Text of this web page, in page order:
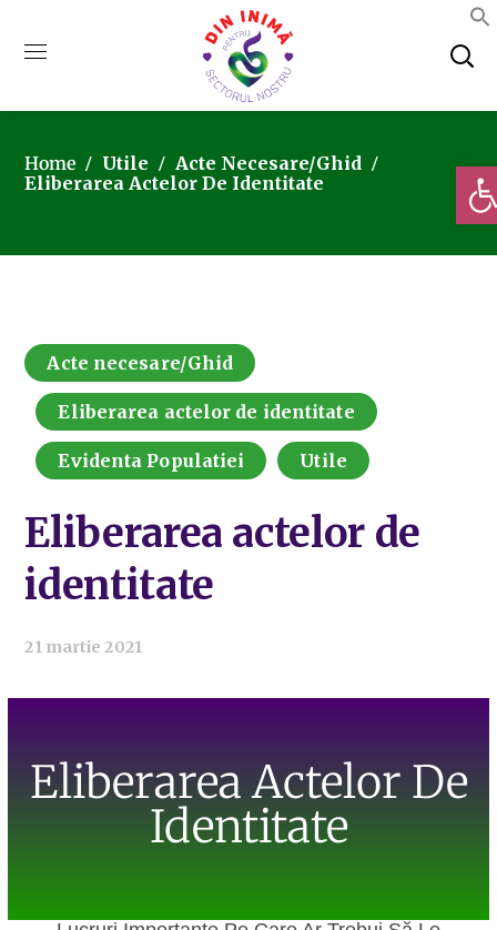
Home Utile
Acte Necesare/Ghid
Eliberarea Actelor De Identitate
Acte necesare/Ghid
Eliberarea actelor de identitate
Evidenta Populatiei Utile
Eliberarea actelor de
identitate
21 martie 2021
Eliberarea Actelor De
Identitate